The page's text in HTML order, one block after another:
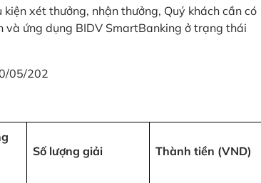
xét thưởng, nhận thưởng, Quý khách cần có
ứng dụng BIDV SmartBanking ở trạng thái
05/202
Số lượng giải Thành tiền (VND)